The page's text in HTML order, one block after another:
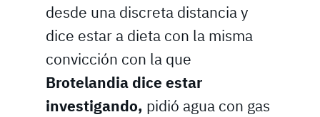
desde una discreta distancia y
dice estar a dieta con la misma
convicción con la que
Brotelandia dice estar
investigando, pidió agua con gas